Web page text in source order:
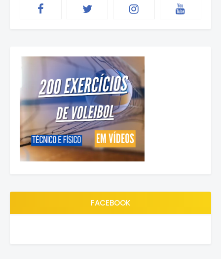
FACEBOOK